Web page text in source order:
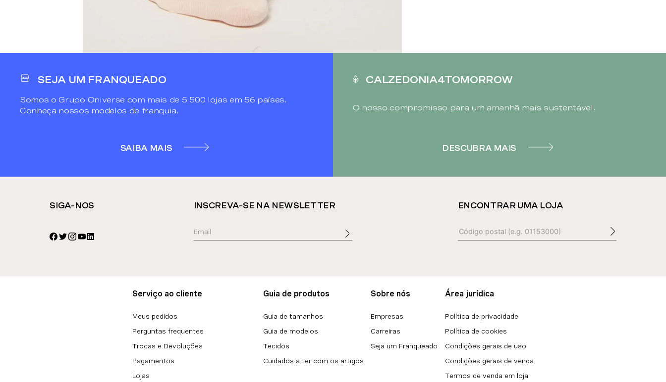
SEJA UM FRANQUEADO
Somos o Grupo Oniverse com mais de 5.500 lojas em 56 países.
Conheça nossos modelos de franquia.
SAIBA MAIS
CALZEDONIA4TOMORROW
O nosso compromisso para um amanhã mais sustentável.
DESCUBRA MAIS
SIGA-NOS INSCREVA-SE NA NEWSLETTER ENCONTRAR UMA LOJA
Serviço ao cliente
Meus pedidos
Perguntas frequentes
Trocas e Devoluções
Pagamentos
Lojas
Guia de produtos
Guia de tamanhos
Guia de modelos
Tecidos
Cuidados a ter com os artigos
Sobre nós
Empresas
Carreiras
Seja um Franqueado
Área jurídica
Política de privacidade
Política de cookies
Condições gerais de uso
Condições gerais de venda
Termos de venda em loja